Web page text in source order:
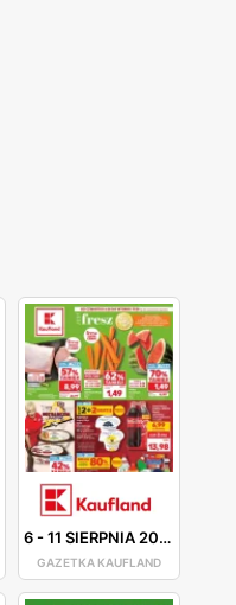
6-11 SIERPNIA 2026
GAZETKA KAUFLAND